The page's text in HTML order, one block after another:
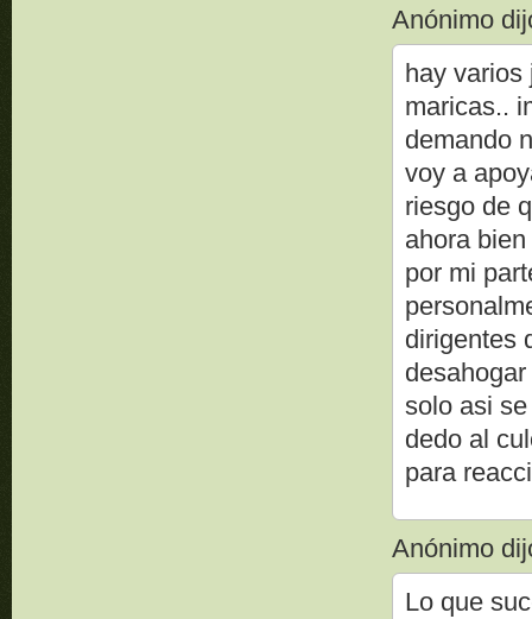
Anónimo
hay varios
maricas..
demando
voy a
riesgo de
ahora
por mi
dirigentes
solo asi
dedo al
para
Anónimo
Lo que